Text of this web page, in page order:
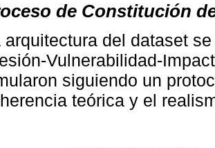
de Constitución
arquitectura del dataset
Vulnerabilidad-
siguiendo un
teórica y el